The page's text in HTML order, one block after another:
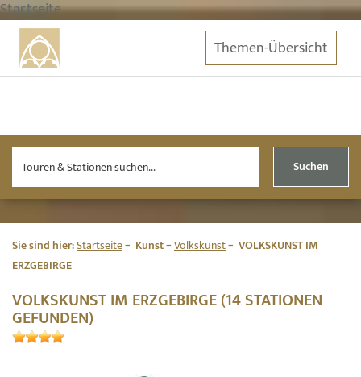
Startseite
Themen-Übersicht
Suchen
Sie sind hier:Startseite Kunst Volkskunst
VOLKSKUNST IM
ERZGEBIRGE
VOLKSKUNST IM ERZGEBIRGE (14 STATIONEN
GEFUNDEN)